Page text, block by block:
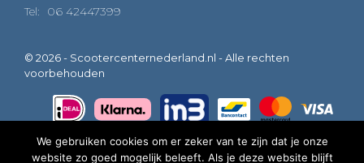
Tel: 06 42447399
© 2026 - Scootercenternederland.nl - Alle rechten
voorbehouden
We gebruiken cookies om er zeker van te zijn dat je onze
website zo goed mogelijk beleeft. Als je deze website blijft